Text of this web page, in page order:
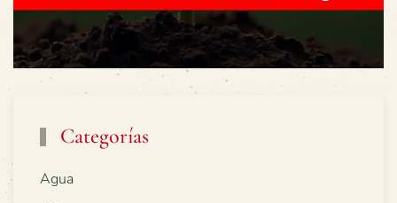
Categorías
Agua